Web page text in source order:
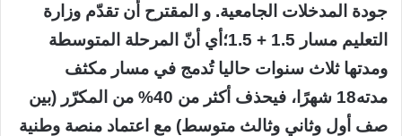
جودة المدخلات الجامعية. و المقترح أن تقدّم وزارة
التعليم مسار 1.5 + 1.5؛أي أنّ المرحلة المتوسطة
ومدتها ثلاث سنوات حاليا تُدمج في مسار مكثف
مدته18 شهرًا، فيحذف أكثر من 40% من المكرّر (بين
صف أول وثاني وثالث متوسط) مع اعتماد منصة وطنية